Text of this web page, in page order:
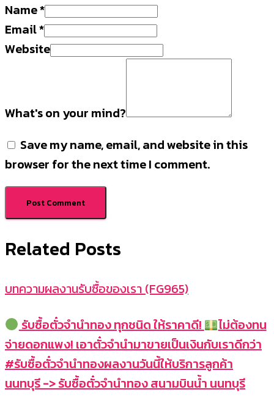
Name*
Email*
Website
What's on your mind?
Save my name, email, and website in this
browser for the next time I comment.
Related Posts
บทความผลงานรับซื้อของเรา (FG965)
รับซื้อตั๋วจำนำทอง ทุกชนิด ให้ราคาดี!
ไม่ต้องทน
จ่ายดอกแพง! เอาตั๋วจำนำมาขายเป็นเงินกับเราดีกว่า
#รับซื้อตั๋วจำนำทองผลงานวันนี้ให้บริการลูกค้า
นนทบุรี -> รับซื้อตั๋วจำนำทอง สนามบินน้ำ นนทบุรี